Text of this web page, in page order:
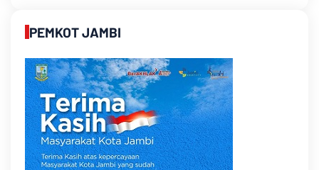
PEMKOT JAMBI